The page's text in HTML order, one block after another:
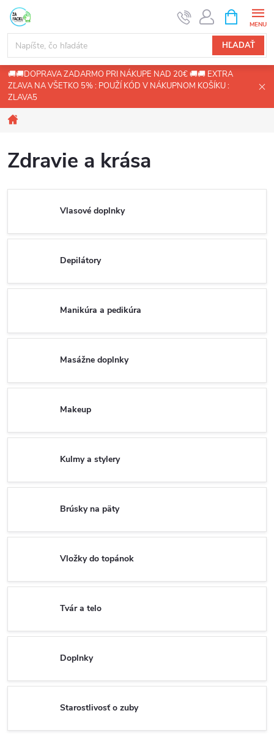
Prejsť
obsah
HĽADAŤ
KOŠÍK
🚚🚚DOPRAVA ZADARMO PRI NÁKUPE NAD 20€ 🚚🚚 EXTRA
ZĽAVA NA VŠETKO 5% : POUŽÍ KÓD V NÁKUPNOM KOŠÍKU :
ZLAVA5
Zdravie a krása
Vlasové doplnky
Depilátory
Manikúra a pedikúra
Masážne doplnky
Makeup
Kulmy a stylery
Brúsky na päty
Vložky do topánok
Tvár a telo
Doplnky
Starostlivosť o zuby